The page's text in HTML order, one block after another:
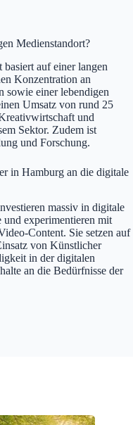
Medienstandort?
auf einer langen
Konzentration an
sowie einer lebendigen
Umsatz von rund 25
und
Sektor. Zudem ist
und Forschung.
in Hamburg an die digitale
massiv in digitale
experimentieren mit
Content. Sie setzen auf
von Künstlicher
in der digitalen
an die Bedürfnisse der